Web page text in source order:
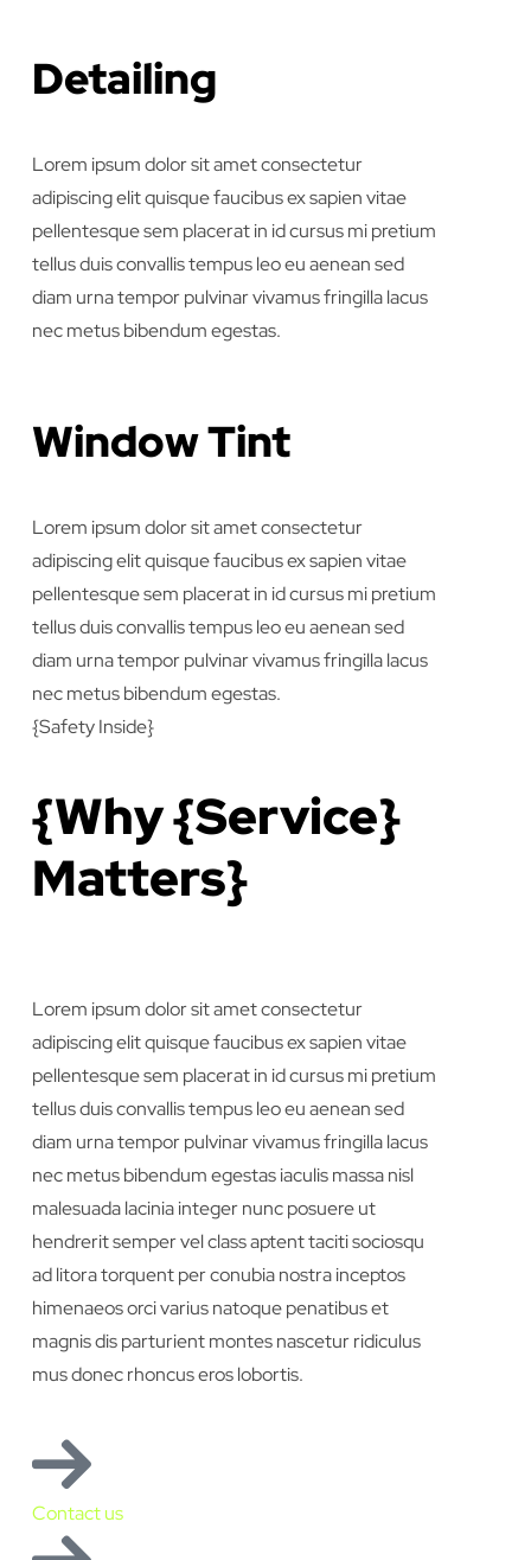
Detailing
Lorem ipsum dolor sit amet consectetur
adipiscing elit quisque faucibus ex sapien vitae
pellentesque sem placerat in id cursus mi pretium
tellus duis convallis tempus leo eu aenean sed
diam urna tempor pulvinar vivamus fringilla lacus
nec metus bibendum egestas.
Window Tint
Lorem ipsum dolor sit amet consectetur
adipiscing elit quisque faucibus ex sapien vitae
pellentesque sem placerat in id cursus mi pretium
tellus duis convallis tempus leo eu aenean sed
diam urna tempor pulvinar vivamus fringilla lacus
nec metus bibendum egestas.
{Safety Inside}
{Why {Service}
Matters}
Lorem ipsum dolor sit amet consectetur
adipiscing elit quisque faucibus ex sapien vitae
pellentesque sem placerat in id cursus mi pretium
tellus duis convallis tempus leo eu aenean sed
diam urna tempor pulvinar vivamus fringilla lacus
nec metus bibendum egestas iaculis massa nisl
malesuada lacinia integer nunc posuere ut
hendrerit semper vel class aptent taciti sociosqu
ad litora torquent per conubia nostra inceptos
himenaeos orci varius natoque penatibus et
magnis dis parturient montes nascetur ridiculus
mus donec rhoncus eros lobortis.
Contact us